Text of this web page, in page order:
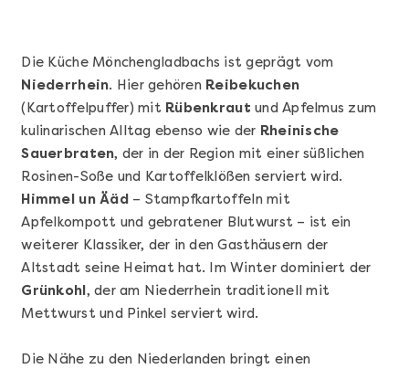
Mehr anzeigen
Sushi Basic Kurs Bonn
Die Küche Mönchengladbachs ist geprägt vom
Niederrhein. Hier gehören Reibekuchen
(Kartoffelpuffer) mit Rübenkraut und Apfelmus zum
kulinarischen Alltag ebenso wie der Rheinische
Sauerbraten, der in der Region mit einer süßlichen
Rosinen-Soße und Kartoffelklößen serviert wird.
Himmel un Ääd – Stampfkartoffeln mit
Apfelkompott und gebratener Blutwurst – ist ein
weiterer Klassiker, der in den Gasthäusern der
Altstadt seine Heimat hat. Im Winter dominiert der
Grünkohl , der am Niederrhein traditionell mit
Mettwurst und Pinkel serviert wird.
Die Nähe zu den Niederlanden bringt einen